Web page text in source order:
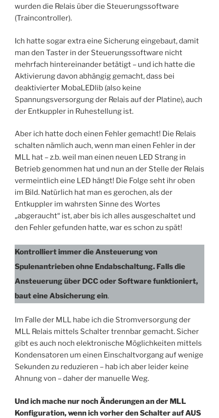
wurden die Relais über die Steuerungssoftware
(Traincontroller).
Ich hatte sogar extra eine Sicherung eingebaut, damit
man den Taster in der Steuerungssoftware nicht
mehrfach hintereinander betätigt – und ich hatte die
Aktivierung davon abhängig gemacht, dass bei
deaktivierter MobaLEDlib (also keine
Spannungsversorgung der Relais auf der Platine), auch
der Entkuppler in Ruhestellung ist.
Aber ich hatte doch einen Fehler gemacht! Die Relais
schalten nämlich auch, wenn man einen Fehler in der
MLL hat – z.b. weil man einen neuen LED Strang in
Betrieb genommen hat und nun an der Stelle der Relais
vermeintlich eine LED hängt! Die Folge seht ihr oben
im Bild. Natürlich hat man es gerochen, als der
Entkuppler im wahrsten Sinne des Wortes
„abgeraucht“ ist, aber bis ich alles ausgeschaltet und
den Fehler gefunden hatte, war es schon zu spät!
Kontrolliert immer die Ansteuerung von
Spulenantrieben ohne Endabschaltung. Falls die
Ansteuerung über DCC oder Software funktioniert,
baut eine Absicherung ein.
Im Falle der MLL habe ich die Stromversorgung der
MLL Relais mittels Schalter trennbar gemacht. Sicher
gibt es auch noch elektronische Möglichkeiten mittels
Kondensatoren um einen Einschaltvorgang auf wenige
Sekunden zu reduzieren – hab ich aber leider keine
Ahnung von – daher der manuelle Weg.
Und ich mache nur noch Änderungen an der MLL
Konfiguration, wenn ich vorher den Schalter auf AUS